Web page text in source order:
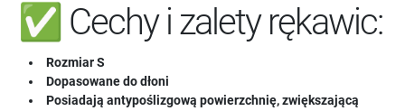
✅ Cechy i zalety rękawic:
Rozmiar S
Dopasowane do dłoni
Posiadają antypoślizgową powierzchnię, zwiększającą